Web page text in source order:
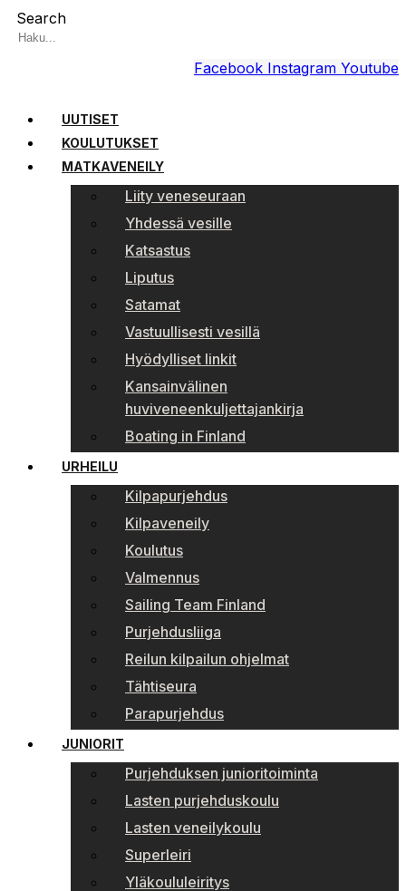
Search
Facebook Instagram Youtube
UUTISET
KOULUTUKSET
MATKAVENEILY
Liity veneseuraan
Yhdessä vesille
Katsastus
Liputus
Satamat
Vastuullisesti vesillä
Hyödylliset linkit
Kansainvälinen
huviveneenkuljettajankirja
Boating in Finland
URHEILU
Kilpapurjehdus
Kilpaveneily
Koulutus
Valmennus
Sailing Team Finland
Purjehdusliiga
Reilun kilpailun ohjelmat
Tähtiseura
Parapurjehdus
JUNIORIT
Purjehduksen junioritoiminta
Lasten purjehduskoulu
Lasten veneilykoulu
Superleiri
Yläkoululeiritys